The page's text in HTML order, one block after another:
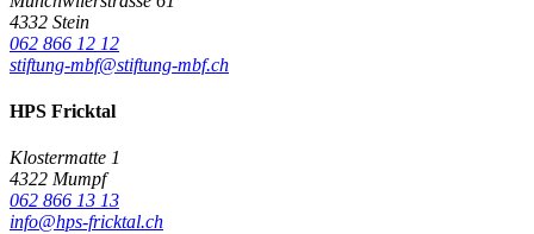
4332 Stein
062 866 12 12
stiftung-mbf@stiftung-mbf.ch
HPS Fricktal
Klostermatte 1
4322 Mumpf
062 866 13 13
info@hps-fricktal.ch